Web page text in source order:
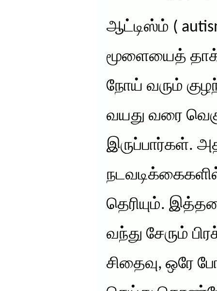
ஆட்டிஸ்ம் (
மூளையைத்
நோய் வரும்
வயது வரை
இருப்பார்கள்.
தெரியும்.
வந்து சேரும்
சிதைவு, ஒரே